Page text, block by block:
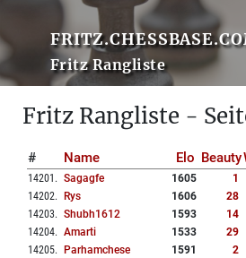
Fritz Rangliste
Fritz Rangliste -
# Name Elo Beauty
14201 . Sagagfe 1605 1
14202. Rys 1606 28
14203. Shubh1612 1593 14
14204. Amarti 1533 29
14205. Parhamchese 1591 2